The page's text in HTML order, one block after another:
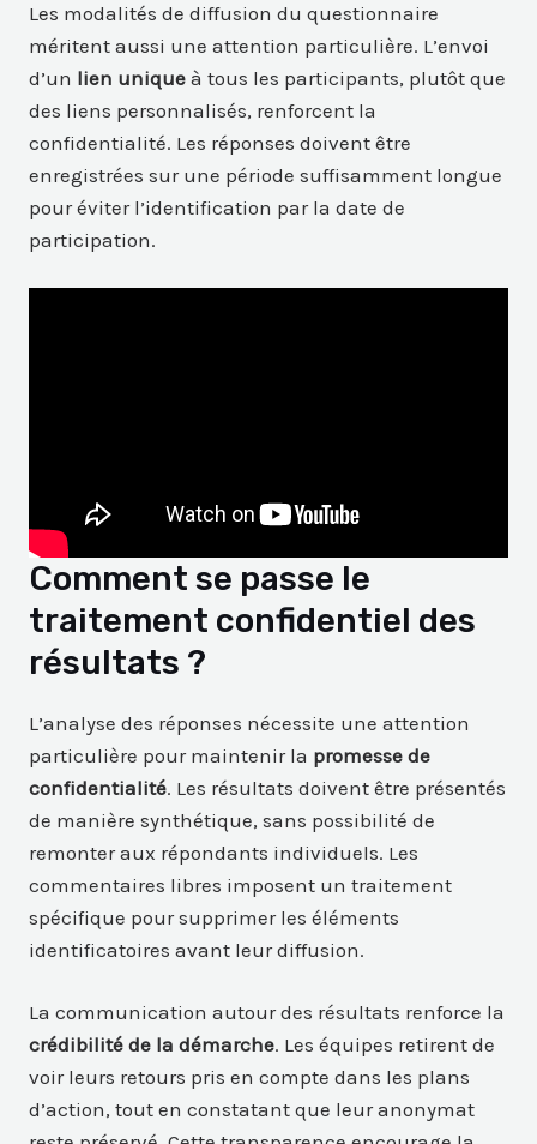
Les modalités de diffusion du questionnaire
méritent aussi une attention particulière. L’envoi
d’un lien unique à tous les participants, plutôt que
des liens personnalisés, renforcent la
confidentialité. Les réponses doivent être
enregistrées sur une période suffisamment longue
pour éviter l’identification par la date de
participation.
Comment se passe le
traitement confidentiel des
résultats ?
L’analyse des réponses nécessite une attention
particulière pour maintenir la promesse de
confidentialité. Les résultats doivent être présentés
de manière synthétique, sans possibilité de
remonter aux répondants individuels. Les
commentaires libres imposent un traitement
spécifique pour supprimer les éléments
identificatoires avant leur diffusion.
La communication autour des résultats renforce la
crédibilité de la démarche. Les équipes retirent de
voir leurs retours pris en compte dans les plans
d’action, tout en constatant que leur anonymat